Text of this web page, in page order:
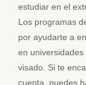
estudiar en el
Los programas
por ayudarte a
en
visado. Si te
cuenta, puedes